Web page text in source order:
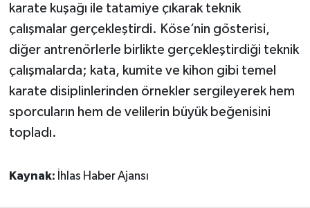
karate kuşağı ile tatamiye çıkarak teknik
çalışmalar gerçekleştirdi. Köse’nin gösterisi,
diğer antrenörlerle birlikte gerçekleştirdiği teknik
çalışmalarda; kata, kumite ve kihon gibi temel
karate disiplinlerinden örnekler sergileyerek hem
sporcuların hem de velilerin büyük beğenisini
topladı.
Kaynak: İhlas Haber Ajansı